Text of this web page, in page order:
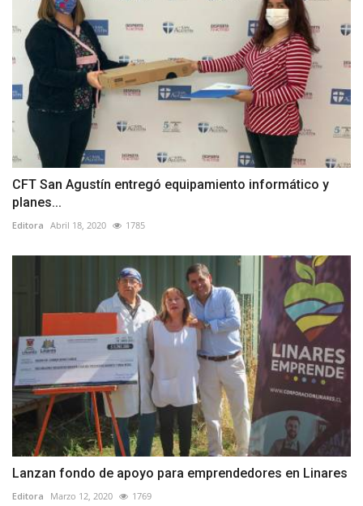
CFT San Agustín entregó equipamiento informático y
planes...
Editora Abril 18, 2020 1785
Lanzan fondo de apoyo para emprendedores en Linares
Editora Marzo 12, 2020 1769